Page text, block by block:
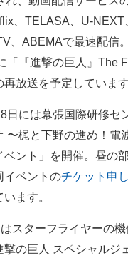
、TELASA、U-
、ABEMAで最速配信
「『進撃の巨人』The
放送を予定しています
には幕張国際研修セ
〜梶と下野の進め！電
ベント」を開催。昼の
イベントのチケット申
ます。
スターフライヤーの機
の巨人 スペシャルジ